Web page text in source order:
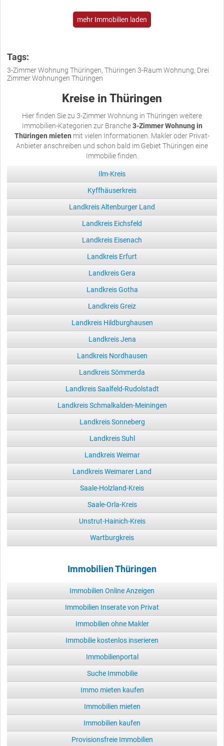
mehr Immobilien laden
Tags:
3-Zimmer Wohnung Thüringen, Thüringen 3-Raum Wohnung, Drei
Zimmer Wohnungen Thüringen
Kreise in Thüringen
Hier finden Sie zu 3-Zimmer Wohnung in Thüringen weitere
Immobilien-Kategorien zur Branche3-Zimmer Wohnung in
Thüringen mieten mit vielen Informationen. Makler oder Privat-
Anbieter anschreiben und schon bald im Gebiet Thüringen eine
Immobilie finden.
Ilm-Kreis
Kyffhäuserkreis
Landkreis Altenburger Land
Landkreis Eichsfeld
Landkreis Eisenach
Landkreis Erfurt
Landkreis Gera
Landkreis Gotha
Landkreis Greiz
Landkreis Hildburghausen
Landkreis Jena
Landkreis Nordhausen
Landkreis Sömmerda
Landkreis Saalfeld-Rudolstadt
Landkreis Schmalkalden-Meiningen
Landkreis Sonneberg
Landkreis Suhl
Landkreis Weimar
Landkreis Weimarer Land
Saale-Holzland-Kreis
Saale-Orla-Kreis
Unstrut-Hainich-Kreis
Wartburgkreis
Immobilien Thüringen
Immobilien Online Anzeigen
Immobilien Inserate von Privat
Immobilien ohne Makler
Immobilie kostenlos inserieren
Immobilienportal
Suche Immobilie
Immo mieten kaufen
Immobilien mieten
Immobilien kaufen
Provisionsfreie Immobilien